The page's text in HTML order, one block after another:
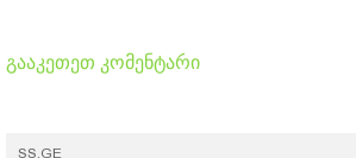
გააკეთეთ კომენტარი
SS.GE